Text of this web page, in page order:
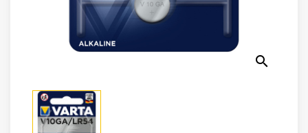
Electroménager
Bureautique
Sécurité
search